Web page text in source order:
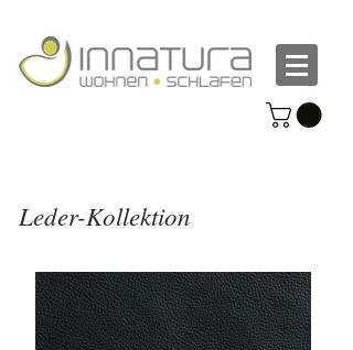
Leder-Kollektion